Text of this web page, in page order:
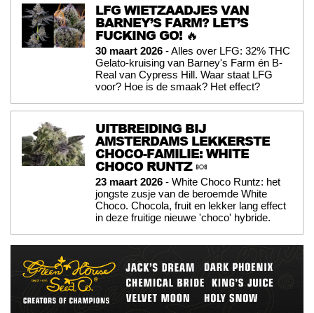
LFG WIETZAADJES VAN
BARNEY’S FARM? LET’S
FUCKING GO! 🔥
30 maart 2026 - Alles over LFG: 32% THC
Gelato-kruising van Barney's Farm én B-
Real van Cypress Hill. Waar staat LFG
voor? Hoe is de smaak? Het effect?
UITBREIDING BIJ
AMSTERDAMS LEKKERSTE
CHOCO-FAMILIE: WHITE
CHOCO RUNTZ 🍬
23 maart 2026 - White Choco Runtz: het
jongste zusje van de beroemde White
Choco. Chocola, fruit en lekker lang effect
in deze fruitige nieuwe 'choco' hybride.